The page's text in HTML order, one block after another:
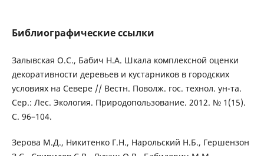
Библиографические ссылки
Залывская О.С., Бабич Н.А. Шкала комплексной оценки
декоративности деревьев и кустарников в городских
условиях на Cевере // Вестн. Поволж. гос. технол. ун-та.
Сер.: Лес. Экология. Природопользование. 2012. № 1(15).
С. 96–104.
Зерова М.Д., Никитенко Г.Н., Нарольский Н.Б., Гершензон